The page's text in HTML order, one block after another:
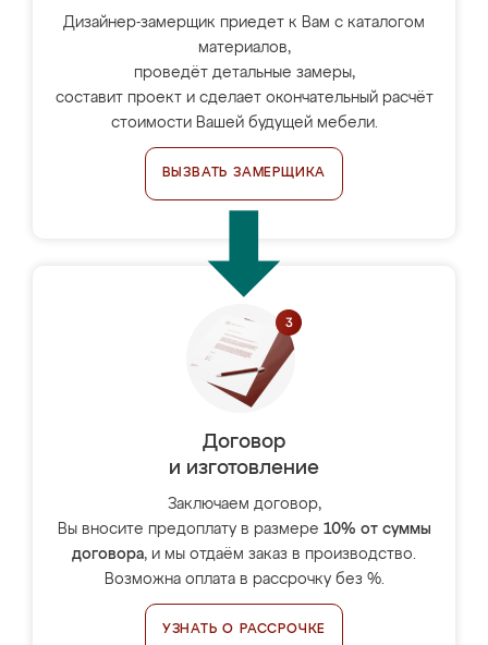
Дизайнер-замерщик приедет к Вам с каталогом
материалов,
проведёт детальные замеры,
составит проект и сделает окончательный расчёт
стоимости Вашей будущей мебели.
ВЫЗВАТЬ ЗАМЕРЩИКА
Договор
и изготовление
Заключаем договор,
Вы вносите предоплату в размере 10% от суммы
договора, и мы отдаём заказ в производство.
Возможна оплата в рассрочку без %.
УЗНАТЬ О РАССРОЧКЕ